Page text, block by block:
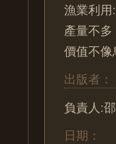
漁業利
產量不
價值不
出版者：
負責人:
日期：